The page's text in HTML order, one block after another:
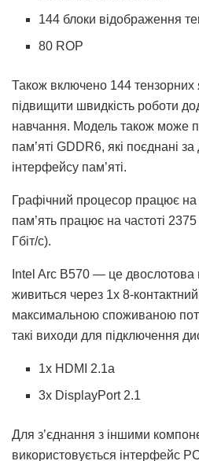
144 блоки відображення
80 ROP
Також включено 144 тензорних
підвищити швидкість роботи
навчання. Модель також може
пам’яті GDDR6, які поєднані
інтерфейсу пам’яті.
Графічний процесор працює на
пам’ять працює на частоті
Гбіт/с).
Intel Arc B570 — це двослотова
живиться через 1x 8-
максимальною споживаною
такі виходи для підключення
1x HDMI 2.1a
3x DisplayPort 2.1
Для з’єднання з іншими
використовується інтерфейс